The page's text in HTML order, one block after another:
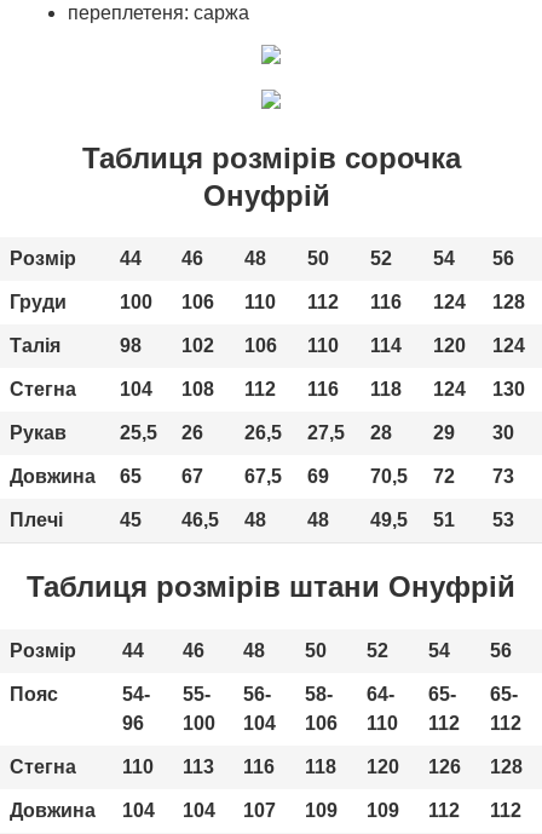
переплетеня: саржа
Таблиця розмірів сорочка
Онуфрій
Розмір 44 46 48 50 52 54 56
Груди 100 106 110 112 116 124 128
Талія 98 102 106 110 114 120 124
Стегна 104 108 112 116 118 124 130
Рукав 25,5 26 26,5 27,5 28 29 30
Довжина 65 67 67,5 69 70,5 72 73
Плечі 45 46,5 48 48 49,5 51 53
Таблиця розмірів штани Онуфрій
Розмір 44 46 48 50 52 54 56
Пояс
54-
96
55-
100
56-
104
58-
106
64-
110
65-
112
65-
112
Стегна 110 113 116 118 120 126 128
Довжина 104 104 107 109 109 112 112